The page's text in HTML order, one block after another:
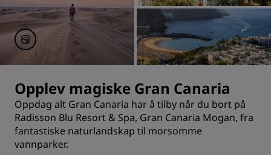
Opplev magiske Gran Canaria
Oppdag alt Gran Canaria har å tilby når du bort på
Radisson Blu Resort & Spa, Gran Canaria Mogan, fra
fantastiske naturlandskap til morsomme
vannparker.